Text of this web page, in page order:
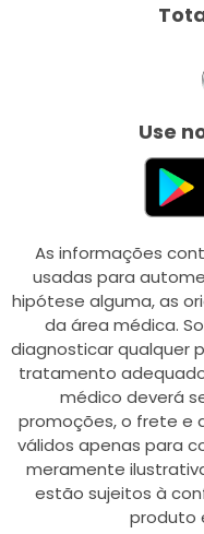
Use
As informações
usadas para
hipótese alguma, as
da área médica.
diagnosticar qualquer
tratamento
médico deverá
promoções, o frete e
válidos apenas para
meramente
estão sujeitos à
produto